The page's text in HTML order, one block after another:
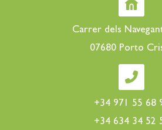
Carrer dels
07680 Porto
+34 971 55 68
+34 634 34 52